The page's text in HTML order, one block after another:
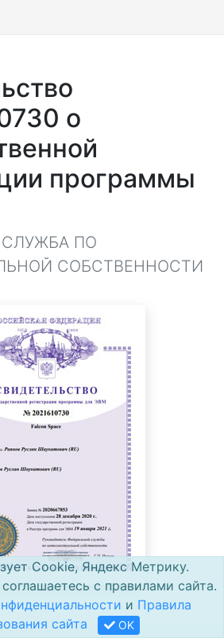
о
программы
ПО
СОБСТВЕННОСТИ
Cookie, Яндекс Метрику.
с правилами сайта.
и Правила
сайта
OK